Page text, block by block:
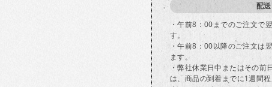
配送
・午前8：00までのご注文で
す。
・午前8：00以降のご注文は
ます。
・弊社休業日中またはその前
は、商品の到着までに1週間